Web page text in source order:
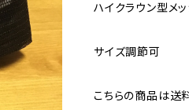
ハイクラウン型メッ
サイズ調節可
こちらの商品は送